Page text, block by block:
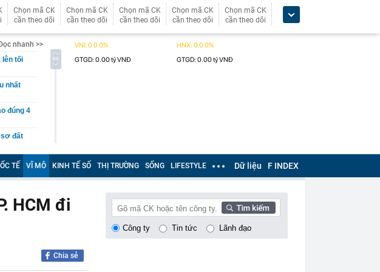
Chọn mã CK
cần theo dõi
Chọn mã CK
cần theo dõi
Chọn mã CK
cần theo dõi
Chọn mã CK
cần theo dõi
Chọn mã CK
cần theo dõi
nhanh >>
lên tối
nhất
đúng 4
sơ đất
nhận
và
TẾ VĨ MÔ KINH TẾ SỐ THỊ TRƯỜNG SỐNG LIFESTYLE Dữ liệu F INDEX
HCM đi
Chia sẻ
Công ty Tin tức Lãnh đạo